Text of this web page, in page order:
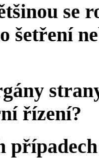
se
šetření
řízení?